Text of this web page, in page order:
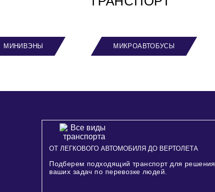
МИНИВЭНЫ МИКРОАВТОБУСЫ
ОТ ЛЕГКОВОГО АВТОМОБИЛЯ ДО ВЕРТОЛЕТА
Подберем подходящий транспорт для решения
ваших задач по перевозке людей.